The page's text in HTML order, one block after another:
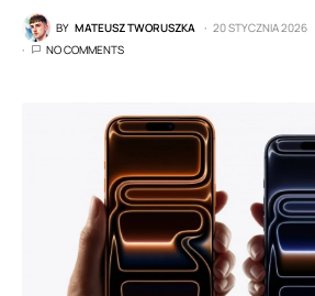
BY MATEUSZ TWORUSZKA 20 STYCZNIA 2026
NO COMMENTS